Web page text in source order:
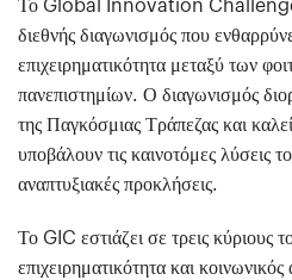
Το Global Innovation Challenge
διεθνής διαγωνισμός που
επιχειρηματικότητα μεταξύ των
πανεπιστημίων. Ο διαγωνισμός
της Παγκόσμιας Τράπεζας και
υποβάλουν τις καινοτόμες λύσεις
αναπτυξιακές προκλήσεις.
Το GIC εστιάζει σε τρεις κύριους
επιχειρηματικότητα και